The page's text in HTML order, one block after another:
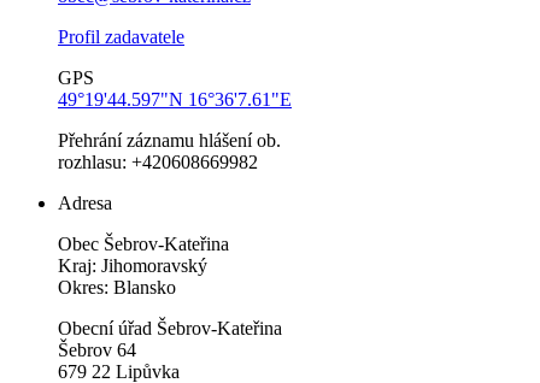
Profil zadavatele
GPS
49°19'44.597"N 16°36'7.61"E
Přehrání záznamu hlášení ob.
rozhlasu: +420608669982
Adresa
Obec Šebrov-Kateřina
Kraj: Jihomoravský
Okres: Blansko
Obecní úřad Šebrov-Kateřina
Šebrov 64
679 22 Lipůvka